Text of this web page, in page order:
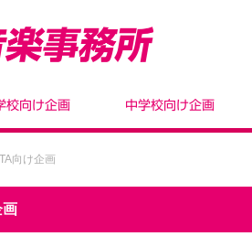
校向け企画 中学校向け企画
向け企画
画